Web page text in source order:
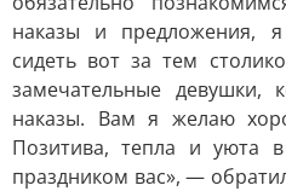
наказы и предложения,
сидеть вот за тем
замечательные девушки,
наказы. Вам я желаю
Позитива, тепла и
праздником вас», —